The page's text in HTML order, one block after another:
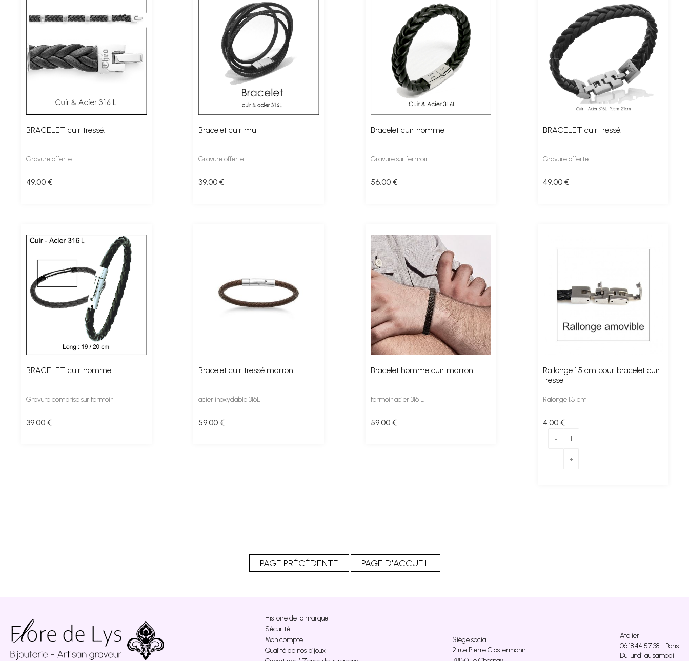
BRACELET cuir tressé.
Gravure offerte
49.00 €
Bracelet cuir multi
Gravure offerte
39.00 €
Bracelet cuir homme
Gravure sur fermoir
56.00 €
BRACELET cuir tressé.
Gravure offerte
49.00 €
BRACELET cuir homme...
Gravure comprise sur fermoir
39.00 €
Bracelet cuir tressé marron
acier inoxydable 316L
59.00 €
Bracelet homme cuir marron
fermoir acier 316 L
59.00 €
Rallonge 1.5 cm pour bracelet cuir
tresse
Ralonge 1.5 cm
4.00 €
Histoire de la marque
Sécurité
Mon compte
Qualité de nos bijoux
Siège social
2 rue Pierre Clostermann
Atelier
06 18 44 57 38 - Paris
Du lundi au samedi